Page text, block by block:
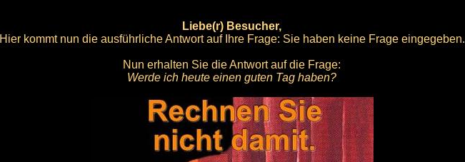
Liebe(r) Besucher,
Hier kommt nun die ausführliche Antwort auf Ihre Frage: Sie haben keine Frage eingegeben.
Nun erhalten Sie die Antwort auf die Frage:
Werde ich heute einen guten Tag haben?